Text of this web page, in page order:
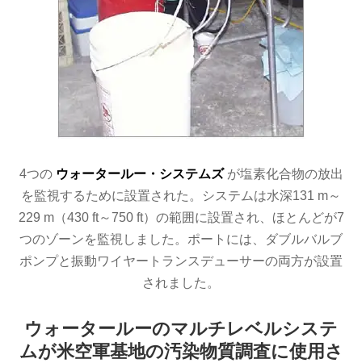
4つの ウォータールー・システムズが塩素化合物の放出
を監視するために設置された。システムは水深131 m～
229 m（430 ft～750 ft）の範囲に設置され、ほとんどが7
つのゾーンを監視しました。ポートには、ダブルバルブ
ポンプと振動ワイヤートランスデューサーの両方が設置
されました。
ウォータールーのマルチレベルシステ
ムが米空軍基地の汚染物質調査に使用さ